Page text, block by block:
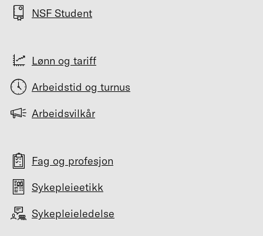
NSF Student
Lønn og tariff
Arbeidstid og turnus
Arbeidsvilkår
Fag og profesjon
Sykepleieetikk
Sykepleieledelse